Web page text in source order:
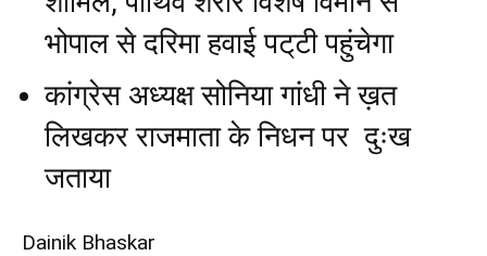
भोपाल से दरिमा हवाई पट्‌टी पहुंचेगा
कांग्रेस अध्यक्ष सोनिया गांधी ने ख़त
लिखकर राजमाता के निधन पर दुःख
जताया
Dainik Bhaskar